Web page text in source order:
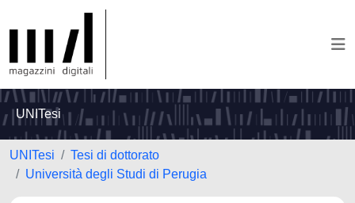
UNITesi
UNITesi
Tesi di dottorato
Università degli Studi di Perugia